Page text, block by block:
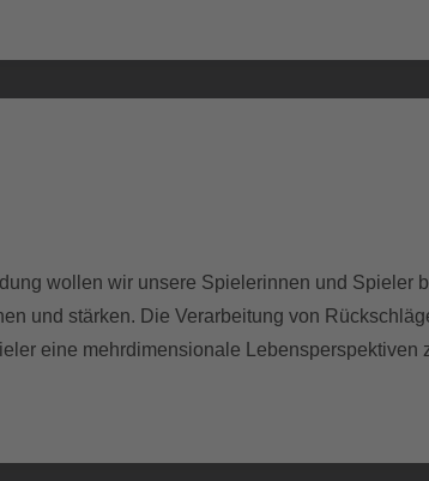
wollen wir unsere Spielerinnen und Spieler
und stärken. Die Verarbeitung von
eine mehrdimensionale Lebensperspektiven